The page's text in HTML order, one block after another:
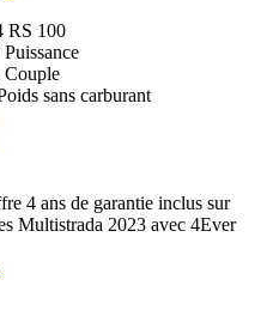
RS 100
Puissance
Couple
sans carburant
4 ans de garantie inclus sur
Multistrada 2023 avec 4Ever